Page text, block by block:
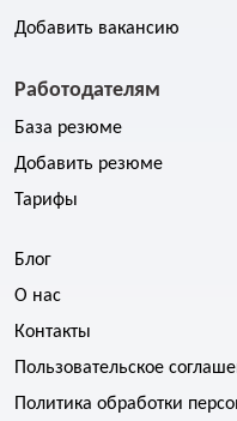
Добавить вакансию
Работодателям
База резюме
Добавить резюме
Тарифы
Блог
О нас
Контакты
Пользовательское
Политика обработки